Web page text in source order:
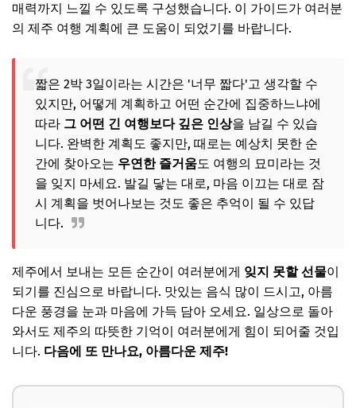
매력까지 느낄 수 있도록 구성했습니다. 이 가이드가 여러분
의 제주 여행 계획에 큰 도움이 되었기를 바랍니다.
짧은 2박 3일이라는 시간은 '너무 짧다'고 생각할 수
있지만, 어떻게 계획하고 어떤 순간에 집중하느냐에
따라 그 어떤 긴 여행보다 깊은 인상을 남길 수 있습
니다. 완벽한 계획도 좋지만, 때로는 예상치 못한 순
간에 찾아오는 우연한 즐거움도 여행의 묘미라는 것
을 잊지 마세요. 발길 닿는 대로, 마음 이끄는 대로 잠
시 계획을 벗어나보는 것도 좋은 추억이 될 수 있답
니다.
제주에서 보내는 모든 순간이 여러분에게 잊지 못할 선물이
되기를 진심으로 바랍니다. 맛있는 음식 많이 드시고, 아름
다운 풍경을 눈과 마음에 가득 담아 오세요. 일상으로 돌아
와서도 제주의 따뜻한 기억이 여러분에게 힘이 되어줄 것입
니다. 다음에 또 만나요, 아름다운 제주!